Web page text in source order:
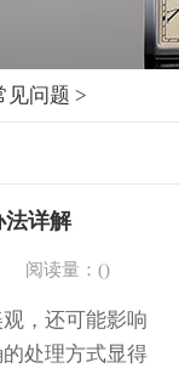
见问题 >
法详解
阅读量：()
，还可能影响
处理方式显得